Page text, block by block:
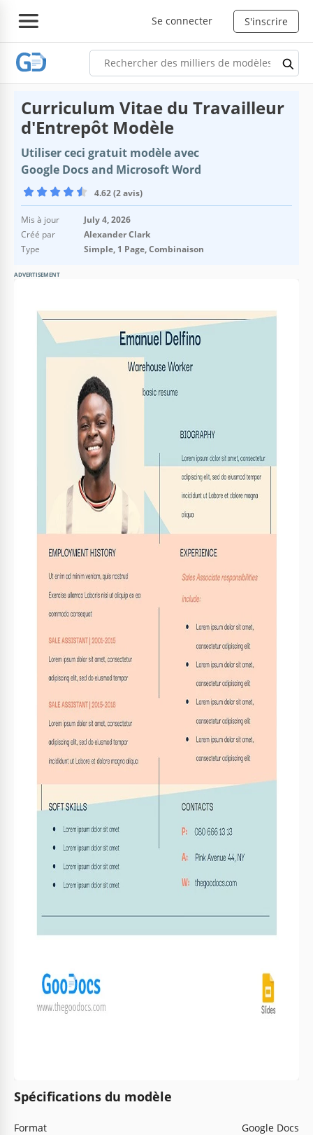
Se connecter S'inscrire
Curriculum Vitae du Travailleur
d'Entrepôt Modèle
Utiliser ceci gratuit modèle avec
Google Docs and Microsoft Word
4.62 (2 avis)
Mis à jour
July 4, 2026
Créé par
Alexander Clark
Type
Simple, 1 Page, Combinaison
ADVERTISEMENT
Spécifications du modèle
Format
Google Docs